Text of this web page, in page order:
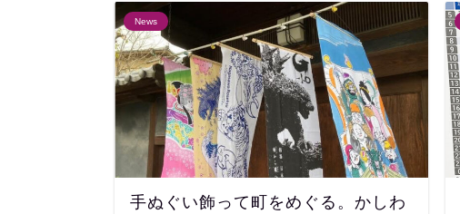
News
手ぬぐい飾って町をめぐる。かしわ